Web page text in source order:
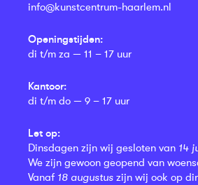
info@kunstcentrum-haarlem.nl
Openingstijden:
di t/m za — 11 – 17 uur
Kantoor:
di t/m do — 9 – 17 uur
Let op:
Dinsdagen zijn wij gesloten van 14
We zijn gewoon geopend van
Vanaf 18 augustus zijn wij ook op